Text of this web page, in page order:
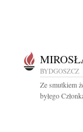
BYDGOSZCZ
Ze smutkiem
byłego